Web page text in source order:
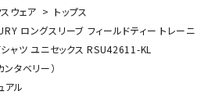
ウェア
トップス
ロングスリーブ フィールドティー トレーニ
ャツ ユニセックス RSU42611-KL
タベリー）
アル